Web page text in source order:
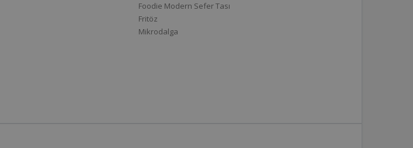
Foodie Modern Sefer Tası
Fritöz
Mikrodalga